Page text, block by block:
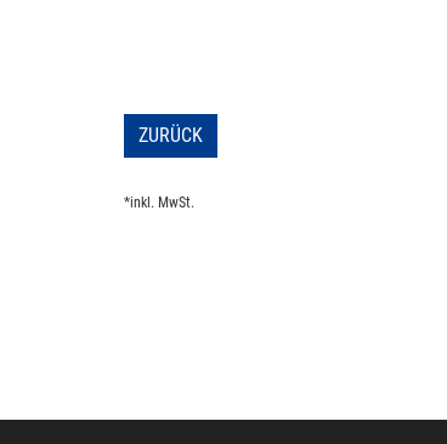
ZURÜCK
*inkl. MwSt.